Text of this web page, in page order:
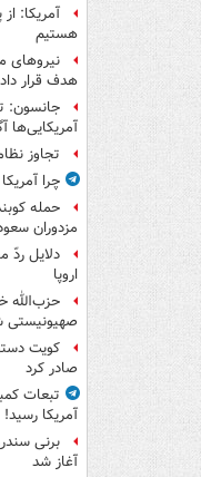
آمریکا:
هستیم
نیروهای
هدف قرار
جانسون:
آمریکایی‌ها
تجاوز
چرا
حمله
مزدوران
دلایل ردّ
اروپا
حزب‌الله
صهیونیستی
کویت
صادر کرد
تبعات
آمریکا رسید!
برنی
آغاز شد